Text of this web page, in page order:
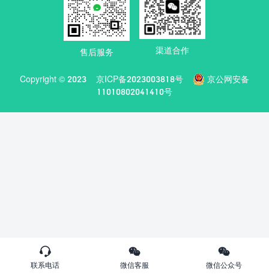
联系电话 微信客服 微信公众号
售后服务 渠道合作
Copyright © 2023 京ICP备2023003818号
京公网安备
11010802041410号